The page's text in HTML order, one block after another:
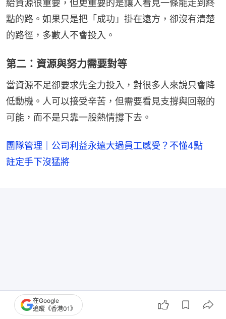
給資源很重要，但更重要的是讓人看見一條能走到終
點的路。如果只是把「成功」掛在遠方，卻沒有清楚
的路徑，多數人不會投入。
第二：資源與努力需要對等
當資源不足卻要求先全力投入，對很多人來說只會降
低動機。人可以接受辛苦，但需要看見支撐與回報的
可能，而不是只靠一股熱情撐下去。
團隊管理｜公司利益永遠大過員工感受？不懂4點
註定手下沒猛將
在Google
追蹤《香港01》